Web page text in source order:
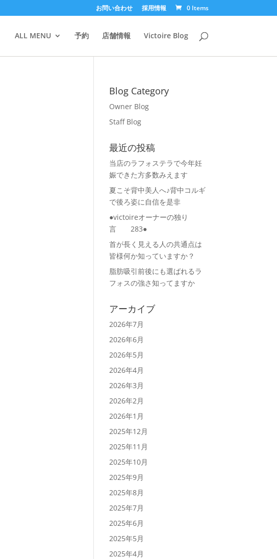
お問い合わせ 採用情報 0 Items
ALL MENU 予約 店舗情報 Victoire Blog
Blog Category
Owner Blog
Staff Blog
最近の投稿
当店のラフォステラで今年妊
娠できた方多数みえます
夏こそ背中美人へ♪背中コルギ
で後ろ姿に自信を是非
●victoireオーナーの独り
言 283●
首が長く見える人の共通点は
皆様何か知っていますか？
脂肪吸引前後にも選ばれるラ
フォスの強さ知ってますか
アーカイブ
2026年7月
2026年6月
2026年5月
2026年4月
2026年3月
2026年2月
2026年1月
2025年12月
2025年11月
2025年10月
2025年9月
2025年8月
2025年7月
2025年6月
2025年5月
2025年4月